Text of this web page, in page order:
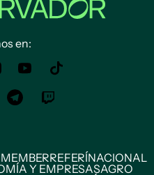
en:
REFERÍNACIONAL
Y EMPRESASAGRO